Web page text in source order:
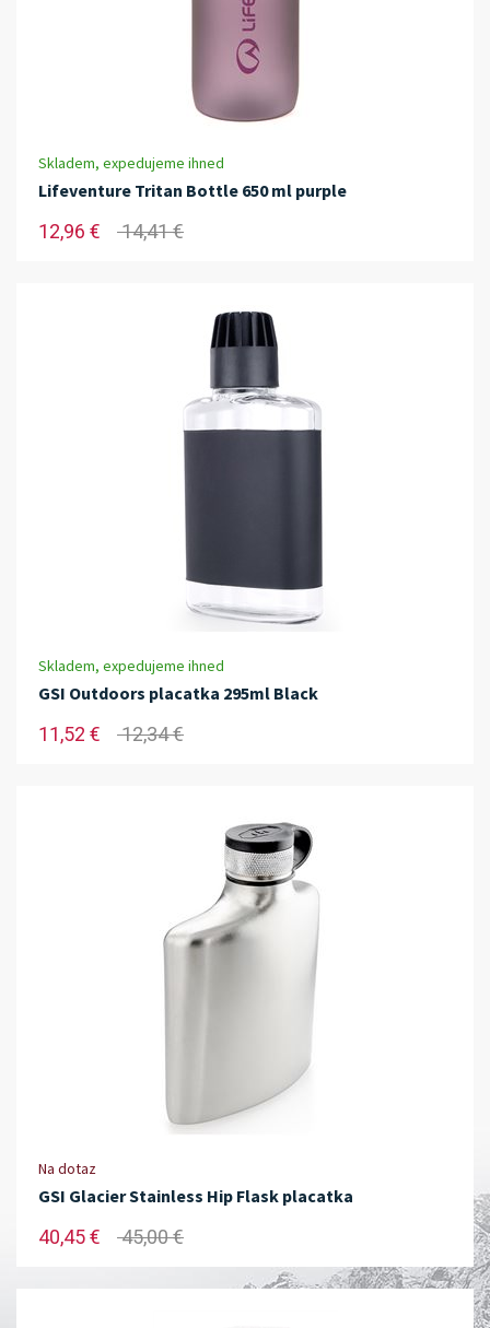
Skladem, expedujeme ihned
Lifeventure Tritan Bottle 650 ml purple
12,96 € 14,41 €
Skladem, expedujeme ihned
GSI Outdoors placatka 295ml Black
11,52 € 12,34 €
Na dotaz
GSI Glacier Stainless Hip Flask placatka
40,45 € 45,00 €